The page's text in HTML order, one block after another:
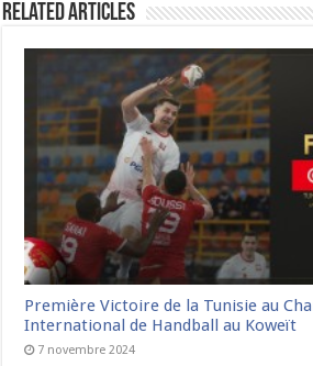
Related Articles
Première Victoire de la Tunisie au
International de Handball au Koweït
7 novembre 2024